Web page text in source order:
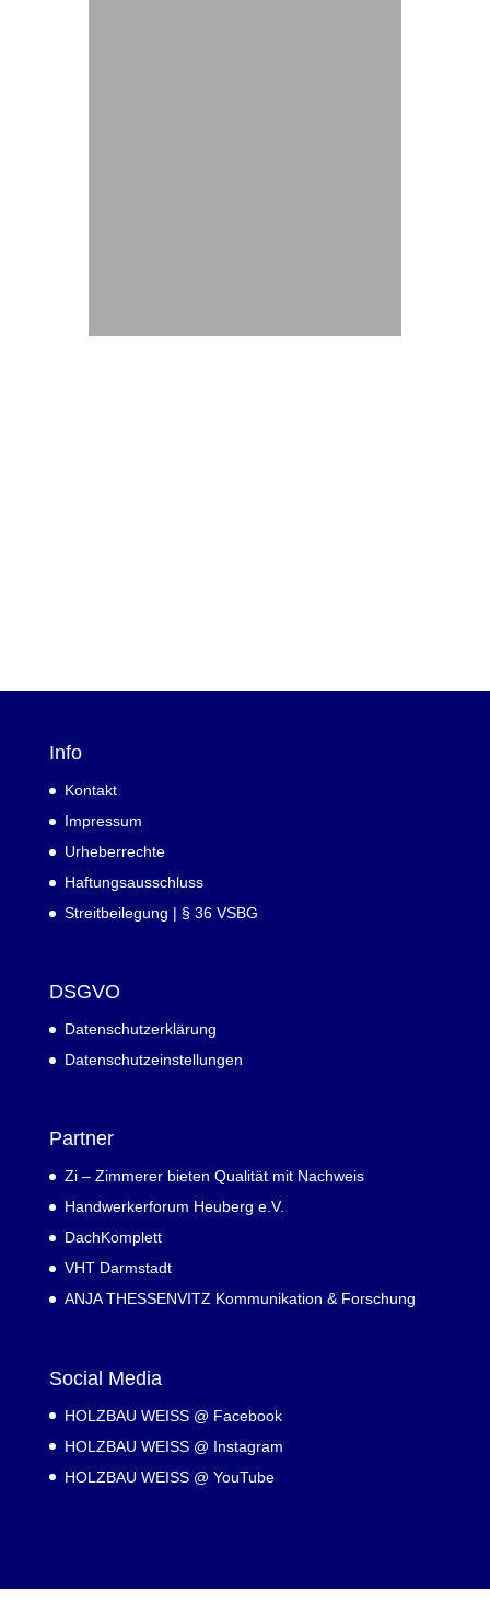
Info
Kontakt
Impressum
Urheberrechte
Haftungsausschluss
Streitbeilegung | § 36 VSBG
DSGVO
Datenschutzerklärung
Datenschutzeinstellungen
Partner
Zi – Zimmerer bieten Qualität mit Nachweis
Handwerkerforum Heuberg e.V.
DachKomplett
VHT Darmstadt
ANJA THESSENVITZ Kommunikation & Forschung
Social Media
HOLZBAU WEISS @ Facebook
HOLZBAU WEISS @ Instagram
HOLZBAU WEISS @ YouTube